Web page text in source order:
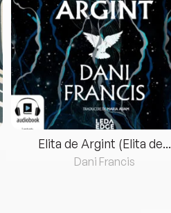
Elita de Argint (Elita de...
Dani Francis